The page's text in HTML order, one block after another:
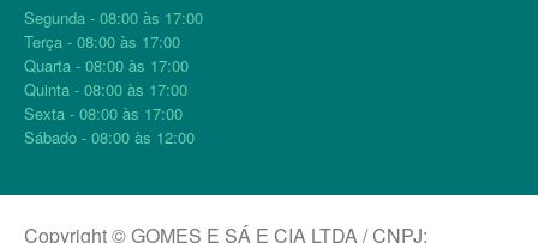
Segunda - 08:00 às 17:00
Terça - 08:00 às 17:00
Quarta - 08:00 às 17:00
Quinta - 08:00 às 17:00
Sexta - 08:00 às 17:00
Sábado - 08:00 às 12:00
Copyright © GOMES E SÁ E CIA LTDA / CNPJ: